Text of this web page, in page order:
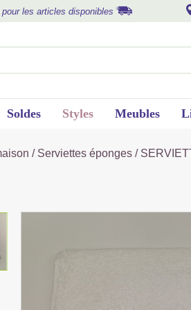
les articles disponibles
Soldes Styles Meubles
/ Serviettes éponges /